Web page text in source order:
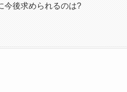
今後求められるのは?